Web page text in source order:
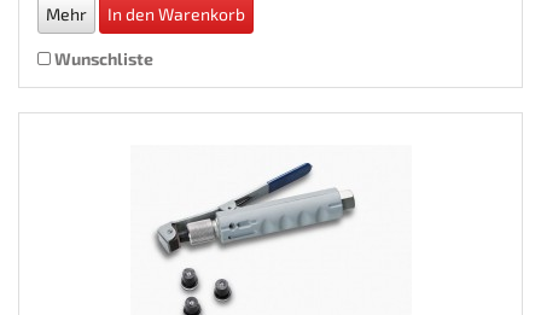
Mehr In den Warenkorb
Wunschliste